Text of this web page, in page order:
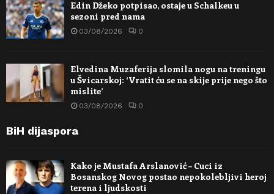
Edin Džeko potpisao, ostaje u Schalkeu u
sezoni pred nama
03/08/2026 0
Elvedina Muzaferija slomila nogu na treningu
u Švicarskoj: ‘Vratit ću se na skije prije nego što
mislite’
03/08/2026 0
BiH dijaspora
Kako je Mustafa Arslanović – Cuci iz
Bosanskog Novog postao nepokolebljivi heroj
terena i ljudskosti